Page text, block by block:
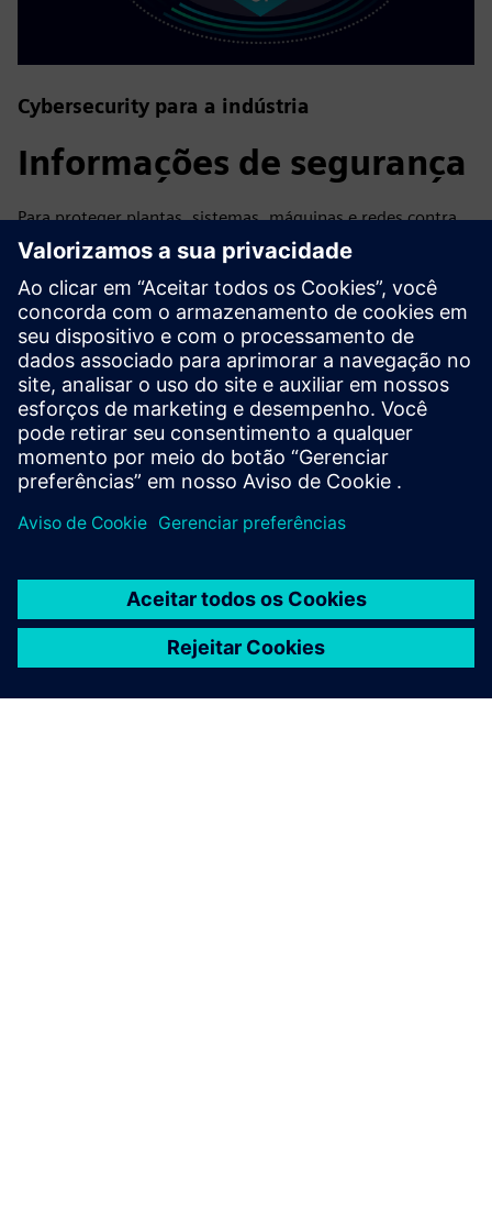
Cybersecurity para a indústria
Informações de segurança
Para proteger plantas, sistemas, máquinas e redes contra
ameaças cibernéticas, é necessário implementar — e
manter continuamente — um conceito holístico de
segurança industrial de última geração. Os produtos e
soluções da Siemens formam apenas um elemento desse
conceito. Para obter mais informações sobre segurança
industrial, visite.
Saiba mais